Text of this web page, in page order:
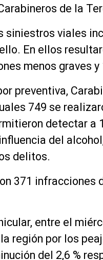
de la
siniestros viales
En ellos
menos graves
preventiva,
749 se
detectar a
del
delitos.
371 infracciones
entre el
región por los
del 2,6 %